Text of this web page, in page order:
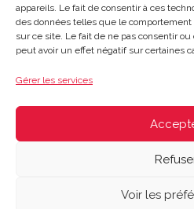
appareils. Le fait de consentir à ces
des données telles que le
sur ce site. Le fait de ne pas consentir
peut avoir un effet négatif sur certaines
Gérer les services
Voir les
Gosset Matériaux 2023 ©
Le samedi :